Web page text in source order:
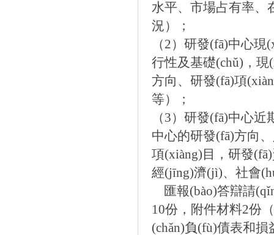
水平、市場占有率
況）；
（2）研發(fā)中心現
行性及基礎(chǔ)，現
方向、研發(fā)項
等）；
（3）研發(fā)中心近
中心的研發(fā)方向
項(xiàng)目，研
經(jīng)濟(jì)、社會
匯報(bào)答辯請
10份，附件材料2份
(chǎn)負(fù)債表和損